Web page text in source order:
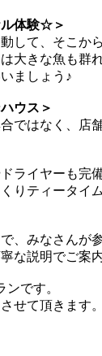
ル体験☆＞
して、そこか
大きな魚も群
ましょう♪
ウス＞
ではなく、店
ライヤーも完備
りティータイ
、みなさんが
な説明でご案
です。
せて頂きます。